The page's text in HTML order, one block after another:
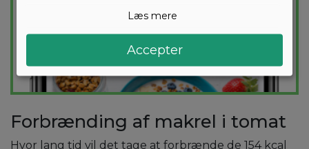
Forbrænding af makrel i tomat
Hvor lang tid vil det tage at forbrænde de 154 kcal
Læs mere
Accepter